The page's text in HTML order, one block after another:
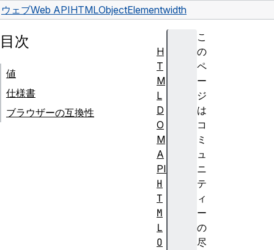
ウェブWeb APIHTMLObjectElementwidth
こ
の
ペ
ー
ジ
は
コ
ミ
ュ
ニ
テ
ィ
ー
の
尽
目次
値
仕様書
ブラウザーの互換性
H
T
M
L
D
O
M
A
PI
H
T
M
L
O